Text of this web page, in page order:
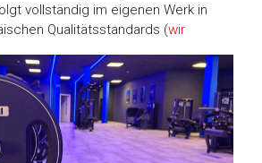
vollständig im eigenen Werk in
Qualitätsstandards (wir